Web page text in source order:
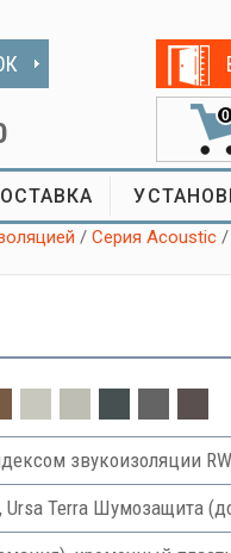
0
/Серия Acoustic /
звукоизоляции
Ursa Terra Шумозащита